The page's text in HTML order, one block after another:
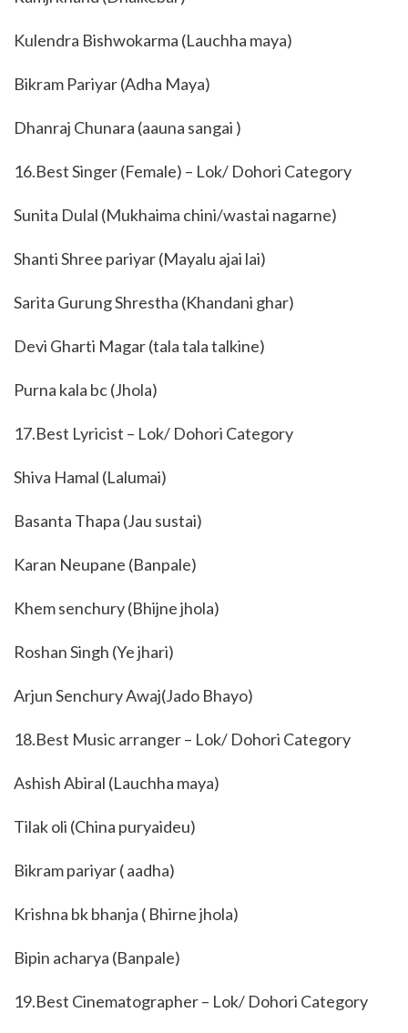
Kulendra Bishwokarma (Lauchha maya)
Bikram Pariyar (Adha Maya)
Dhanraj Chunara (aauna sangai )
16.Best Singer (Female) – Lok/ Dohori Category
Sunita Dulal (Mukhaima chini/wastai nagarne)
Shanti Shree pariyar (Mayalu ajai lai)
Sarita Gurung Shrestha (Khandani ghar)
Devi Gharti Magar (tala tala talkine)
Purna kala bc (Jhola)
17.Best Lyricist – Lok/ Dohori Category
Shiva Hamal (Lalumai)
Basanta Thapa (Jau sustai)
Karan Neupane (Banpale)
Khem senchury (Bhijne jhola)
Roshan Singh (Ye jhari)
Arjun Senchury Awaj(Jado Bhayo)
18.Best Music arranger – Lok/ Dohori Category
Ashish Abiral (Lauchha maya)
Tilak oli (China puryaideu)
Bikram pariyar ( aadha)
Krishna bk bhanja ( Bhirne jhola)
Bipin acharya (Banpale)
19.Best Cinematographer – Lok/ Dohori Category